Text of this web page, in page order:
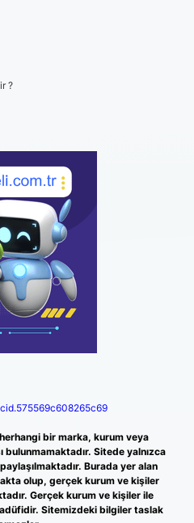
?
bir marka, kurum veya
bulunmamaktadır. Sitede yalnızca
Burada yer alan
olup, gerçek kurum ve kişiler
Gerçek kurum ve kişiler ile
Sitemizdeki bilgiler taslak